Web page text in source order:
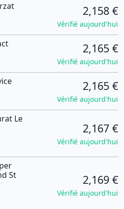
2,158 €
Vérifié aujourd'hui
2,165 €
Vérifié aujourd'hui
2,165 €
Vérifié aujourd'hui
Le
2,167 €
Vérifié aujourd'hui
St
2,169 €
Vérifié aujourd'hui